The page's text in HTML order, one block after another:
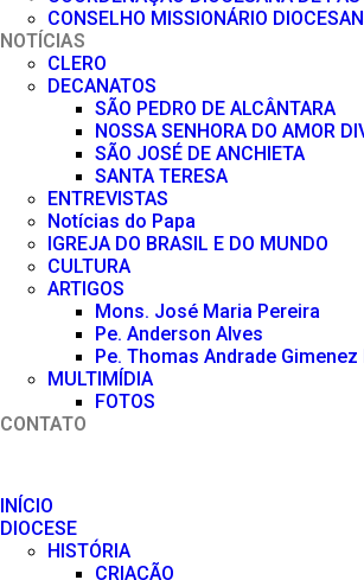
CONSELHO MISSIONÁRIO
NOTÍCIAS
CLERO
DECANATOS
SÃO PEDRO DE ALCÂNTARA
NOSSA SENHORA DO AMOR
SÃO JOSÉ DE ANCHIETA
SANTA TERESA
ENTREVISTAS
Notícias do Papa
IGREJA DO BRASIL E DO MUNDO
CULTURA
ARTIGOS
Mons. José Maria Pereira
Pe. Anderson Alves
Pe. Thomas Andrade Gimenez
MULTIMÍDIA
FOTOS
CONTATO
INÍCIO
DIOCESE
HISTÓRIA
CRIAÇÃO